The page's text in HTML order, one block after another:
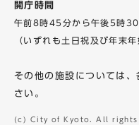
開庁時間
午前8時45分から午後5時
（いずれも土日祝及び年末年
その他の施設については
さい。
(c) City of Kyoto. All rights